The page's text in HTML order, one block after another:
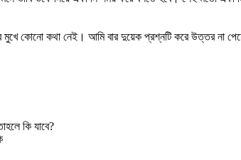
কোনো কথা নেই। আমি বার দুয়েক প্রশ্নটি করে উত্তর না
কি যাবে?